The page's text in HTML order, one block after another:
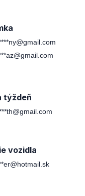
týždeň
vozidla